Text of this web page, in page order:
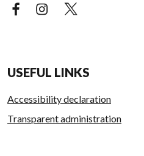
Facebook (external link)
Instagram (external link)
USEFUL LINKS
Accessibility declaration
Transparent administration